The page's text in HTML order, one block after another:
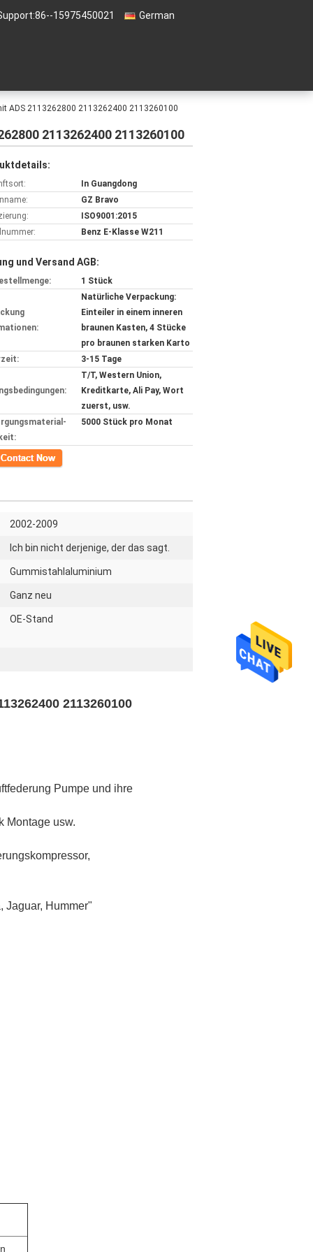
German
86--15975450021
ADS 2113262800 2113262400 2113260100
2113262400 2113260100
In Guangdong
GZ Bravo
ISO9001:2015
Benz E-Klasse W211
und Versand AGB:
1 Stück
Natürliche Verpackung:
Einteiler in einem inneren
braunen Kasten, 4 Stücke
pro braunen starken Karto
3-15 Tage
T/T, Western Union,
Kreditkarte, Ali Pay, Wort
zuerst, usw.
5000 Stück pro Monat
2002-2009
Ich bin nicht derjenige, der das sagt.
Gummistahlaluminium
Ganz neu
OE-Stand
2113260100
Pumpe und ihre
Montage usw.
Jaguar, Hummer"